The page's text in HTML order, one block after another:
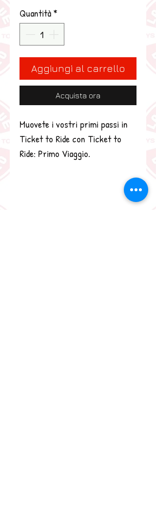
Quantità*
Aggiungi al carrello
Acquista ora
Muovete i vostri primi passi in
Ticket to Ride con Ticket to
Ride: Primo Viaggio.